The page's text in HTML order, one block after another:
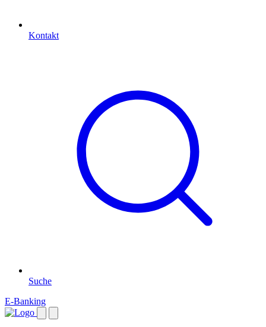
Kontakt
Suche
E-Banking